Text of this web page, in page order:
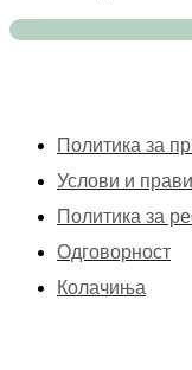
Политика за
Услови и
Политика за
Одговорност
Колачиња